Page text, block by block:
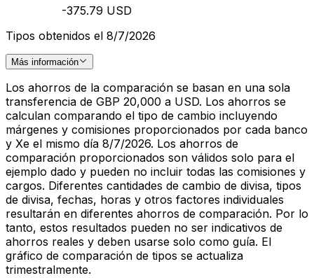
-375.79 USD
Tipos obtenidos el 8/7/2026
Más información
Los ahorros de la comparación se basan en una sola
transferencia de GBP 20,000 a USD. Los ahorros se
calculan comparando el tipo de cambio incluyendo
márgenes y comisiones proporcionados por cada banco
y Xe el mismo día 8/7/2026. Los ahorros de
comparación proporcionados son válidos solo para el
ejemplo dado y pueden no incluir todas las comisiones y
cargos. Diferentes cantidades de cambio de divisa, tipos
de divisa, fechas, horas y otros factores individuales
resultarán en diferentes ahorros de comparación. Por lo
tanto, estos resultados pueden no ser indicativos de
ahorros reales y deben usarse solo como guía. El
gráfico de comparación de tipos se actualiza
trimestralmente.